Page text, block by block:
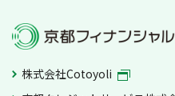
株式会社Cotoyoli